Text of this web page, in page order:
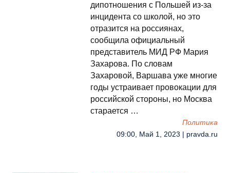
дипотношения с Польшей из-за
инцидента со школой, но это
отразится на россиянах,
сообщила официальный
представитель МИД РФ Мария
Захарова. По словам
Захаровой, Варшава уже многие
годы устраивает провокации для
российской стороны, но Москва
старается …
Политика
09:00, Май 1, 2023 | pravda.ru